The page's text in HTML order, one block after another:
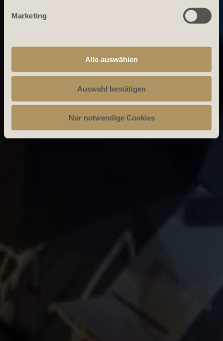
Marketing
Alle auswählen
Auswahl bestätigen
Nur notwendige Cookies